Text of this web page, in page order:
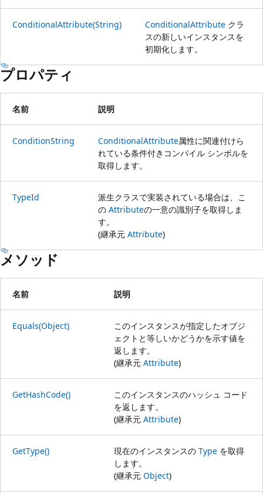
ConditionalAttribute(String) ConditionalAttribute クラ
スの新しいインスタンスを
初期化します。
プロパティ
名前 説明
ConditionString ConditionalAttribute属性に関連付けら
れている条件付きコンパイル シンボルを
取得します。
TypeId
派生クラスで実装されている場合は、こ
の Attributeの一意の識別子を取得しま
す。
(継承元 Attribute)
メソッド
名前 説明
Equals(Object)
このインスタンスが指定したオブジ
ェクトと等しいかどうかを示す値を
返します。
(継承元 Attribute)
GetHashCode()
このインスタンスのハッシュ コード
を返します。
(継承元 Attribute)
GetType() 現在のインスタンスの Type を取得
します。
(継承元 Object)